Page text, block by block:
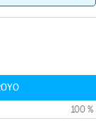
100 %